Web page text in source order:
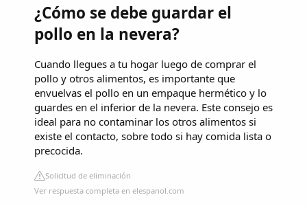
¿Cómo se debe guardar el
pollo en la nevera?
Cuando llegues a tu hogar luego de comprar el
pollo y otros alimentos, es importante que
envuelvas el pollo en un empaque hermético y lo
guardes en el inferior de la nevera. Este consejo es
ideal para no contaminar los otros alimentos si
existe el contacto, sobre todo si hay comida lista o
precocida.
Solicitud de eliminación
Ver respuesta completa en elespanol.com